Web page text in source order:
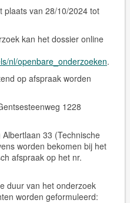
plaats van 28/10/2024 tot
kan het dossier online
nl/openbare_onderzoeken.
op afspraak worden
1228
33 (Technische
worden bekomen bij het
afspraak op het nr.
duur van het onderzoek
worden geformuleerd: